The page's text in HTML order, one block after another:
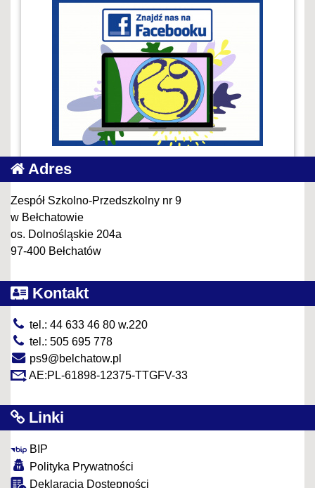
Adres
Zespół Szkolno-Przedszkolny nr 9
w Bełchatowie
os. Dolnośląskie 204a
97-400 Bełchatów
Kontakt
tel.: 44 633 46 80 w.220
tel.: 505 695 778
ps9@belchatow.pl
AE:PL-61898-12375-TTGFV-33
Linki
BIP
Polityka Prywatności
Deklaracja Dostępności